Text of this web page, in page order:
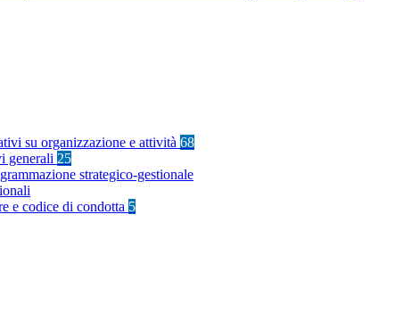
su organizzazione e attività 68
generali 25
strategico-gestionale
e codice di condotta 5